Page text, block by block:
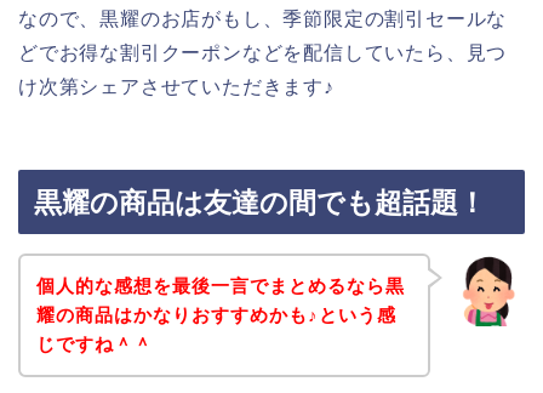
なので、黒耀のお店がもし、季節限定の割引セールな
どでお得な割引クーポンなどを配信していたら、見つ
け次第シェアさせていただきます♪
黒耀の商品は友達の間でも超話題！
個人的な感想を最後一言でまとめるなら黒
耀の商品はかなりおすすめかも♪という感
じですね＾＾